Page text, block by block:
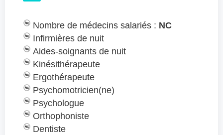
Nombre de médecins salariés : NC
Infirmières de nuit
Aides-soignants de nuit
Kinésithérapeute
Ergothérapeute
Psychomotricien(ne)
Psychologue
Orthophoniste
Dentiste